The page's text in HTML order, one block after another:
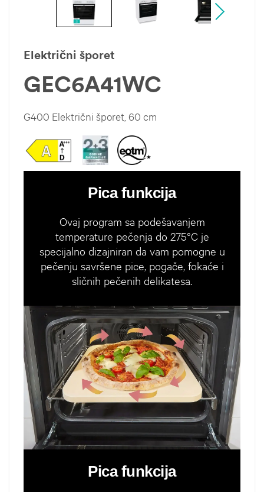
Električni šporet
GEC6A41WC
G400 Električni šporet, 60 cm
Pica funkcija
Ovaj program sa podešavanjem
temperature pečenja do 275°C je
specijalno dizajniran da vam pomogne u
pečenju savršene pice, pogače, fokaće i
sličnih pečenih delikatesa.
Pica funkcija